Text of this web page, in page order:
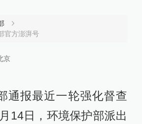
官方澎湃号
京
通报最近一轮强化督查
14日，环境保护部派出